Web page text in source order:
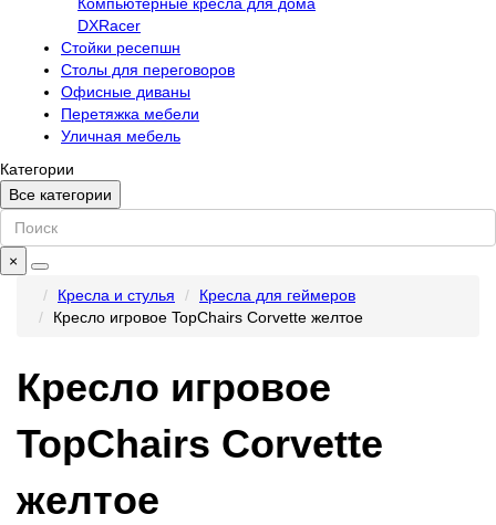
Компьютерные кресла для дома
DXRacer
Стойки ресепшн
Столы для переговоров
Офисные диваны
Перетяжка мебели
Уличная мебель
Категории
Все категории
×
Кресла и стулья
Кресла для геймеров
Кресло игровое TopChairs Corvette желтое
Кресло игровое
TopChairs Corvette
желтое